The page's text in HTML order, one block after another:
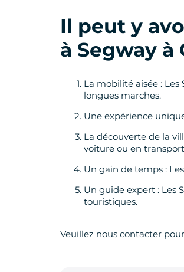
Il peut y
à Segway à
La mobilité aisée :
longues marches.
Une expérience
La découverte de la
voiture ou en
Un gain de temps :
Un guide expert : Les
touristiques.
Veuillez nous contacter